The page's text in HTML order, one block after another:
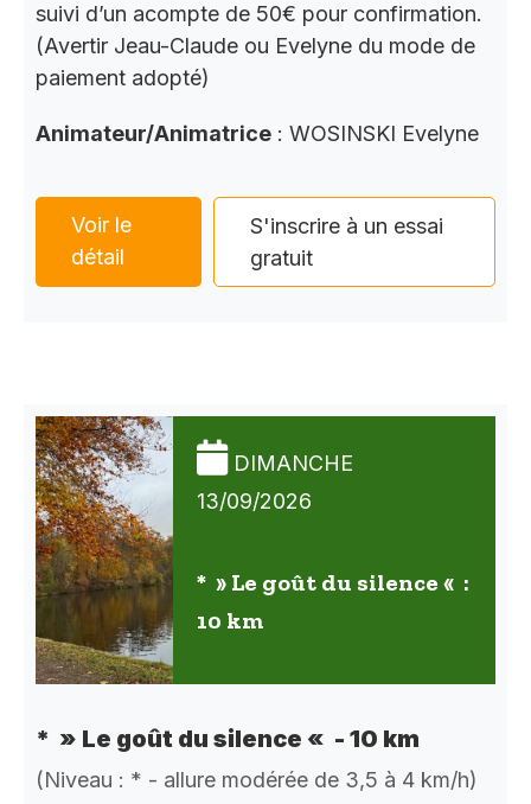
suivi d’un acompte de 50€ pour confirmation.
(Avertir Jeau-Claude ou Evelyne du mode de
paiement adopté)
Animateur/Animatrice : WOSINSKI Evelyne
Voir le
détail
S'inscrire à un essai
gratuit
DIMANCHE
13/09/2026
* » Le goût du silence « :
10 km
* » Le goût du silence « - 10 km
(Niveau : * - allure modérée de 3,5 à 4 km/h)